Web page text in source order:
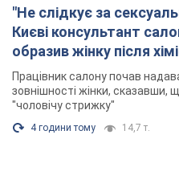
"Не слідкує за
Києві консультант
образив жінку після
розгорівся скандал.
Працівник салону почав
зовнішності жінки, сказавши,
"чоловічу стрижку"
4 години тому 14,7 т.